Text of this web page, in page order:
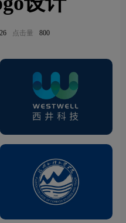
点击量 800